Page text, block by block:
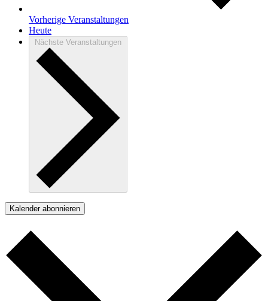
Vorherige Veranstaltungen
Heute
Nächste Veranstaltungen
Kalender abonnieren